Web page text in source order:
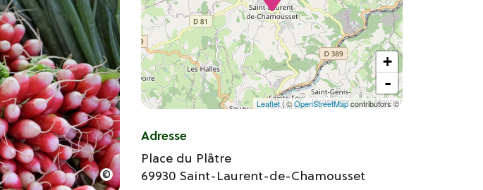
+
-
Leaflet| ©OpenStreetMapcontributors ©
Adresse
Place du Plâtre
69930 Saint-Laurent-de-Chamousset